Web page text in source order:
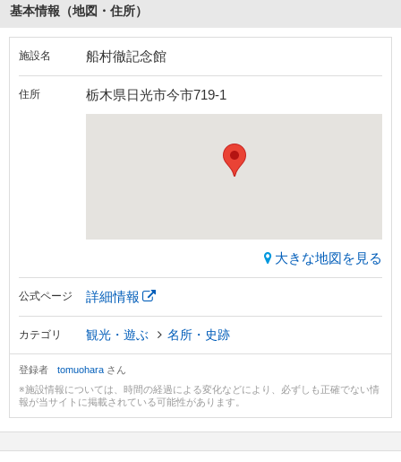
基本情報（地図・住所）
施設名 船村徹記念館
住所 栃木県日光市今市719-1
大きな地図を見る
公式ページ 詳細情報
カテゴリ 観光・遊ぶ 名所・史跡
登録者 tomuohara さん
※施設情報については、時間の経過による変化などにより、必ずしも正確でない情
報が当サイトに掲載されている可能性があります。